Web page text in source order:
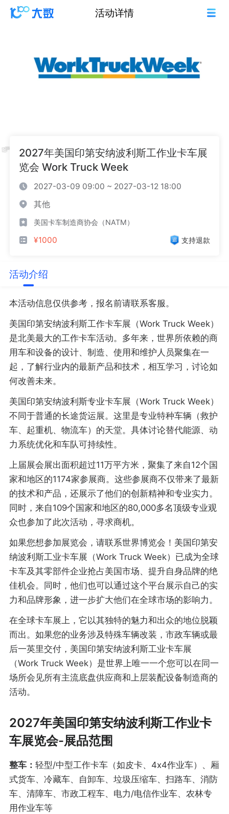
活动详情
2027年美国印第安纳波利斯工作业卡车展
览会 Work Truck Week
2027-03-09 09:00 ~ 2027-03-12 18:00
其他
美国卡车制造商协会（NATM）
¥1000 支持退款
活动介绍
本活动信息仅供参考，报名前请联系客服。
美国印第安纳波利斯工作卡车展（Work Truck Week）
是北美最大的工作卡车活动。多年来，世界所依赖的商
用车和设备的设计、制造、使用和维护人员聚集在一
起，了解行业内的最新产品和技术，相互学习，讨论如
何改善未来。
美国印第安纳波利斯专业卡车展（Work Truck Week）
不同于普通的长途货运展。这里是专业特种车辆（救护
车、起重机、物流车）的天堂。具体讨论替代能源、动
力系统优化和车队可持续性。
上届展会展出面积超过11万平方米，聚集了来自12个国
家和地区的1174家参展商。这些参展商不仅带来了最新
的技术和产品，还展示了他们的创新精神和专业实力。
同时，来自109个国家和地区的80,000多名顶级专业观
众也参加了此次活动，寻求商机。
如果您想参加展览会，请联系世界博览会！美国印第安
纳波利斯工业卡车展（Work Truck Week）已成为全球
卡车及其零部件企业抢占美国市场、提升自身品牌的绝
佳机会。同时，他们也可以通过这个平台展示自己的实
力和品牌形象，进一步扩大他们在全球市场的影响力。
在全球卡车展上，它以其独特的魅力和出众的地位脱颖
而出。如果您的业务涉及特殊车辆改装，市政车辆或最
后一英里交付，美国印第安纳波利斯工业卡车展
（Work Truck Week）是世界上唯一一个您可以在同一
场所会见所有主流底盘供应商和上层装配设备制造商的
活动。
2027年美国印第安纳波利斯工作业卡
车展览会-展品范围
整车： 轻型/中型工作卡车（如皮卡、4x4作业车）、厢
式货车、冷藏车、自卸车、垃圾压缩车、扫路车、消防
车、清障车、市政工程车、电力/电信作业车、农林专
用作业车等